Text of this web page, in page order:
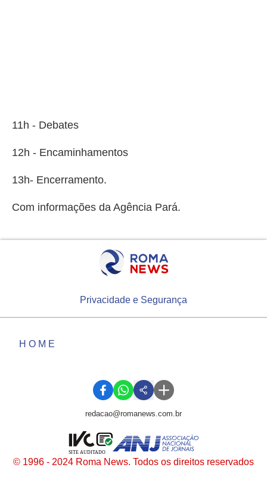
11h - Debates
12h - Encaminhamentos
13h- Encerramento.
Com informações da Agência Pará.
Privacidade e Segurança
HOME
redacao@romanews.com.br
© 1996 - 2024 Roma News. Todos os direitos reservados
SITE AUDITADO